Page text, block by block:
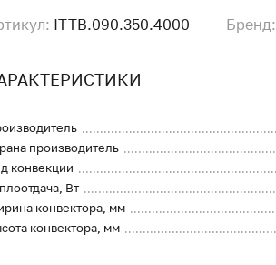
ITTB.090.350.4000 Бренд:
производитель
конвекции
Вт
конвектора, мм
конвектора, мм